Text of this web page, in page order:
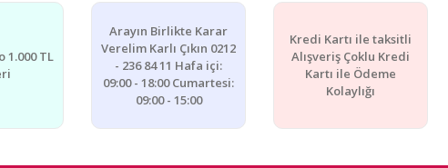
1.000 TL
Arayın Birlikte Karar
Verelim Karlı Çıkın 0212
- 236 84 11 Hafa içi:
09:00 - 18:00 Cumartesi:
09:00 - 15:00
Kredi Kartı ile taksitli
Alışveriş Çoklu Kredi
Kartı ile Ödeme
Kolaylığı